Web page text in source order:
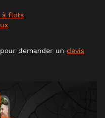
à flots
demander un devis